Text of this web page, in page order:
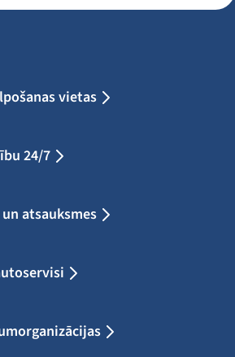
vietas
24/7
atsauksmes